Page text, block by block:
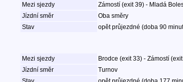
Mezi sjezdy
Zámostí (exit 39) - Mladá
Jízdní směr
Oba směry
Stav opět průjezdné (doba 90
Mezi sjezdy
Brodce (exit 33) - Zámostí
Jízdní směr
Turnov